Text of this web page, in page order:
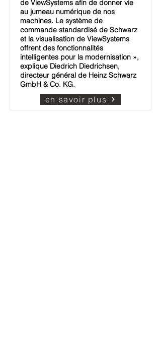
de ViewSystems afin de donner vie
au jumeau numérique de nos
machines. Le système de
commande standardisé de Schwarz
et la visualisation de ViewSystems
offrent des fonctionnalités
intelligentes pour la modernisation »,
explique Diedrich Diedrichsen,
directeur général de Heinz Schwarz
GmbH & Co. KG.
en savoir plus